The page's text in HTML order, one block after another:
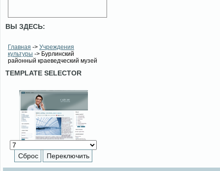
ВЫ ЗДЕСЬ:
Главная -> Учреждения
культуры -> Бурлинский
районный краеведческий музей
TEMPLATE SELECTOR